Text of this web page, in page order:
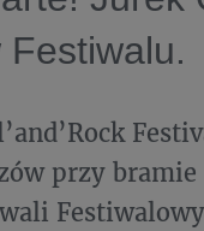
Festiwalu.
przy bramie